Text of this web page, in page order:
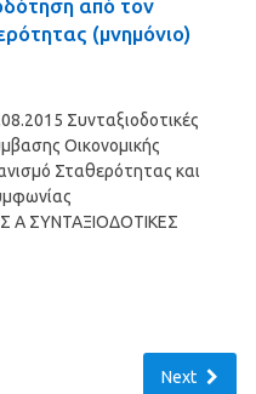
από τον
(μνημόνιο)
Συνταξιοδοτικές
Οικονομικής
Σταθερότητας και
Α ΣΥΝΤΑΞΙΟΔΟΤΙΚΕΣ
Next